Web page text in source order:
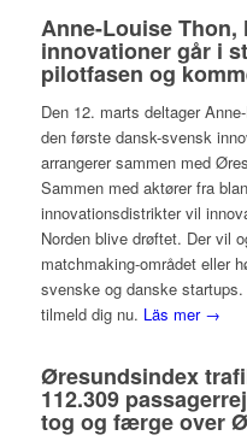
Anne-Louise Thon,
innovationer går i
pilotfasen og
Den 12. marts deltager
den første dansk-svensk
arrangerer sammen med
Sammen med aktører fra
innovationsdistrikter vil
Norden blive drøftet. Der vil
matchmaking-området eller
svenske og danske
tilmeld dig nu. Läs mer →
Øresundsindex
112.309
tog og færge over